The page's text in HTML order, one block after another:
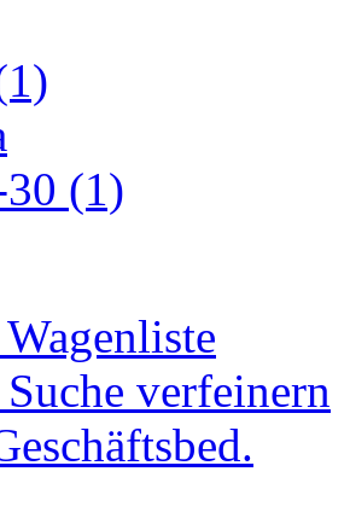
(1)
verfeinern